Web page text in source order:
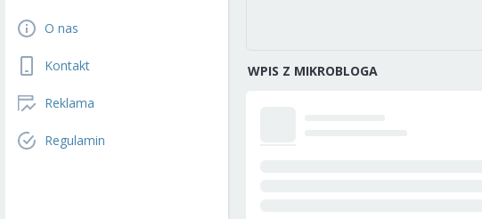
O nas
Kontakt
Reklama
Regulamin
WPIS Z MIKROBLOGA